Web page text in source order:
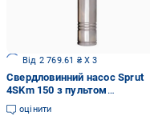
Від 2 769.61 ₴ X 3
Свердловинний насос Sprut
4SKm 150 з пультом
керуваннята кабелем 15 м
оцінити